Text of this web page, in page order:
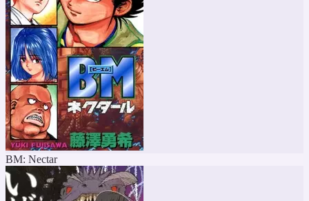
BM: Nectar